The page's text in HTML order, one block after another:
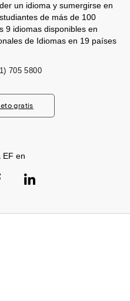
un idioma y sumergirse en
de más de 100
9 idiomas disponibles en
de Idiomas en 19 países
705 5800
gratis
EF en